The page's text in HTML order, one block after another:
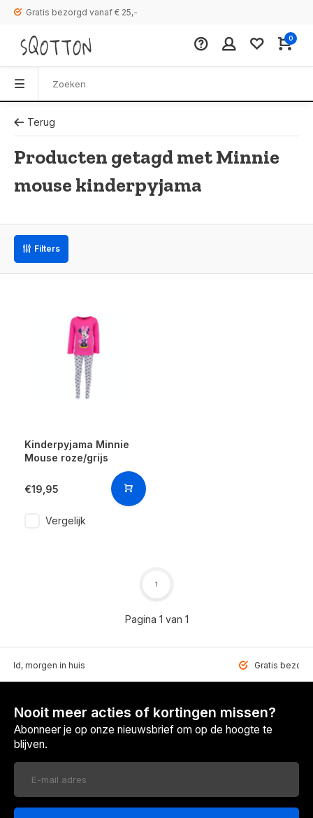
Gratis bezorgd vanaf € 25,-
0
Terug
Producten getagd met Minnie
mouse kinderpyjama
Filters
Kinderpyjama Minnie
Mouse roze/grijs
€19,95
Vergelijk
Pagina 1 van 1
1
morgen in huis Gratis
Nooit meer acties of kortingen missen?
Abonneer je op onze nieuwsbrief om op de hoogte te
blijven.